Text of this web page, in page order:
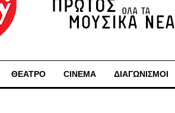
ΘΕΑΤΡΟ CINEMA ΔΙΑΓΩΝΙΣΜΟΙ